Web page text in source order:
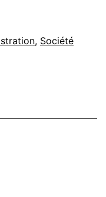
, Société